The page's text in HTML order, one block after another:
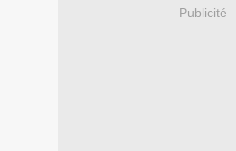
Publicité